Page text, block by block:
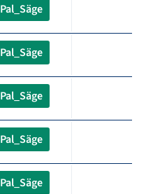
Pal_Säge
Pal_Säge
Pal_Säge
Pal_Säge
Pal_Säge